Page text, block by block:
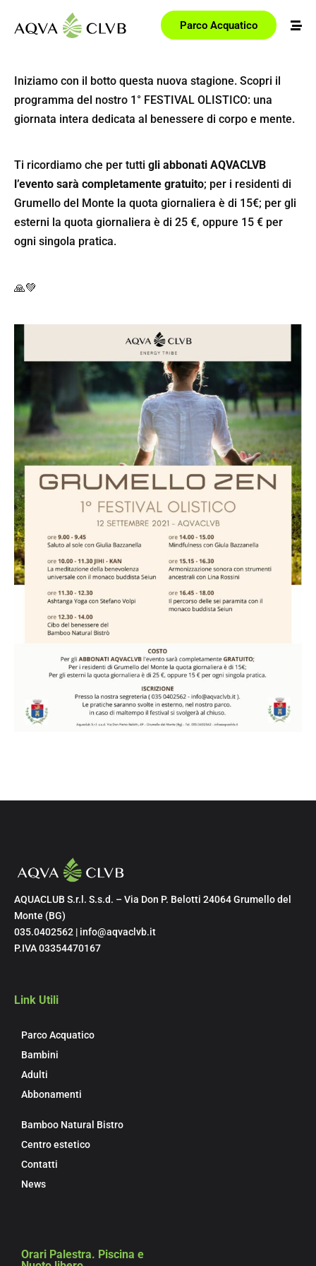
Parco Acquatico
Iniziamo con il botto questa nuova stagione. Scopri il
programma del nostro 1° FESTIVAL OLISTICO: una
giornata intera dedicata al benessere di corpo e mente.
Ti ricordiamo che per tutti gli abbonati AQVACLVB
l’evento sarà completamente gratuito; per i residenti di
Grumello del Monte la quota giornaliera è di 15€; per gli
esterni la quota giornaliera è di 25 €, oppure 15 € per
ogni singola pratica.
🙏💚
AQUACLUB S.r.l. S.s.d. – Via Don P. Belotti 24064 Grumello del
Monte (BG)
035.0402562 | info@aqvaclvb.it
P.IVA 03354470167
Link Utili
Parco Acquatico
Bambini
Adulti
Abbonamenti
Bamboo Natural Bistro
Centro estetico
Contatti
News
Orari Palestra. Piscina e